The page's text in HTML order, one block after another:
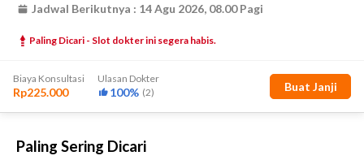
Paling Sering Dicari